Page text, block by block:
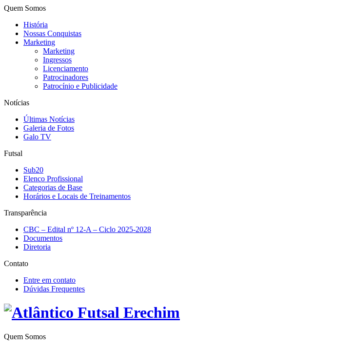
Quem Somos
História
Nossas Conquistas
Marketing
Marketing
Ingressos
Licenciamento
Patrocinadores
Patrocínio e Publicidade
Notícias
Últimas Notícias
Galeria de Fotos
Galo TV
Futsal
Sub20
Elenco Profissional
Categorias de Base
Horários e Locais de Treinamentos
Transparência
CBC – Edital nº 12-A – Ciclo 2025-2028
Documentos
Diretoria
Contato
Entre em contato
Dúvidas Frequentes
Quem Somos